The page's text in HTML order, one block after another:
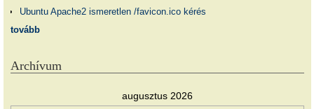
Ubuntu Apache2 ismeretlen /favicon.ico kérés
tovább
Archívum
augusztus 2026